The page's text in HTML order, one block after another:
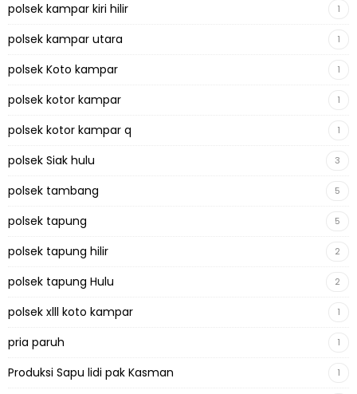
polsek kampar kiri hilir 1
polsek kampar utara 1
polsek Koto kampar 1
polsek kotor kampar 1
polsek kotor kampar q 1
polsek Siak hulu 3
polsek tambang 5
polsek tapung 5
polsek tapung hilir 2
polsek tapung Hulu 2
polsek xlll koto kampar 1
pria paruh 1
Produksi Sapu lidi pak Kasman 1